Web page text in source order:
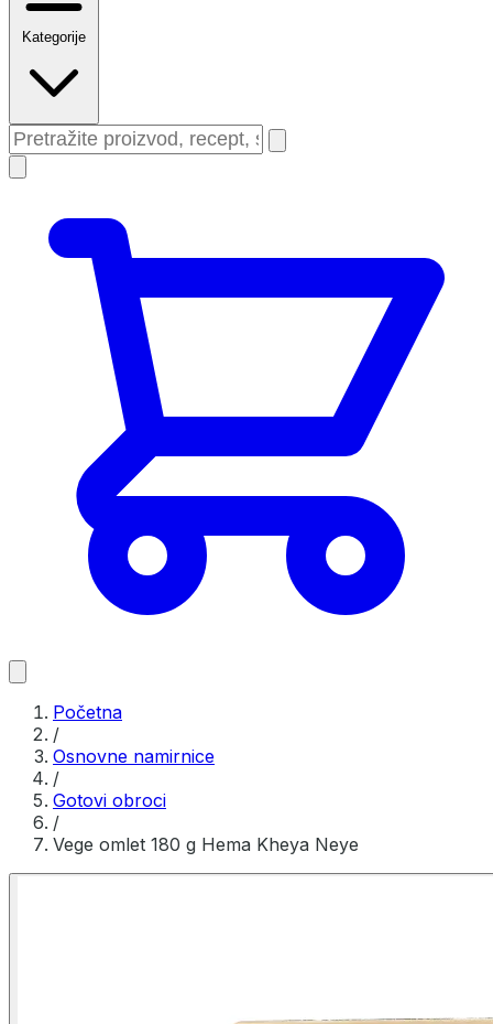
Kategorije
Početna
/
Osnovne namirnice
/
Gotovi obroci
/
Vege omlet 180 g Hema Kheya Neye